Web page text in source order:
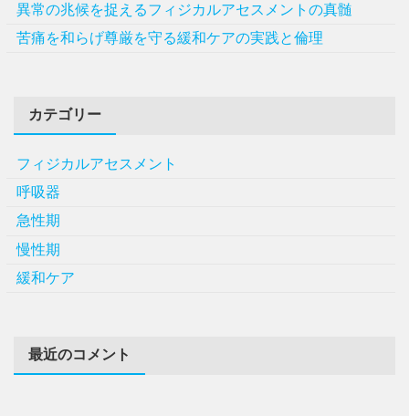
異常の兆候を捉えるフィジカルアセスメントの真髄
苦痛を和らげ尊厳を守る緩和ケアの実践と倫理
カテゴリー
フィジカルアセスメント
呼吸器
急性期
慢性期
緩和ケア
最近のコメント